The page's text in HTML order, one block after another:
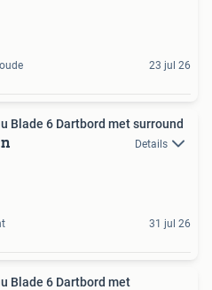
23 jul 26
Blade 6 Dartbord met surround
Details
31 jul 26
Blade 6 Dartbord met